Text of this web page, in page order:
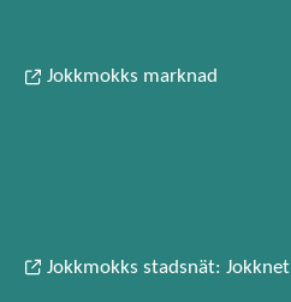
Jokkmokks marknad
Jokkmokks stadsnät: Jokknet